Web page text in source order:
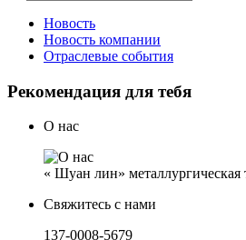
Новость
Новость компании
Отраслевые события
Рекомендация для тебя
О нас
« Шуан лин» металлургическая
Свяжитесь с нами
137-0008-5679